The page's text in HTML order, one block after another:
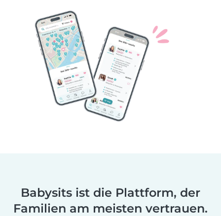
Babysits ist die Plattform, der
Familien am meisten vertrauen.